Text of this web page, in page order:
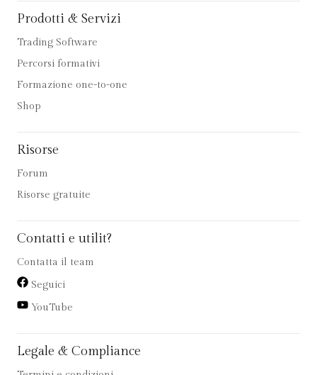
Prodotti & Servizi
Trading Software
Percorsi formativi
Formazione one-to-one
Shop
Risorse
Forum
Risorse gratuite
Contatti e utilit?
Contatta il team
Seguici
YouTube
Legale & Compliance